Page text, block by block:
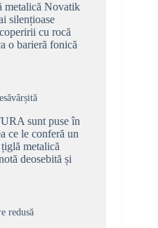
metalică Novatik
silențioase
cu rocă
o barieră fonică
sunt puse în
ce le conferă un
metalică
deosebită și
redusă